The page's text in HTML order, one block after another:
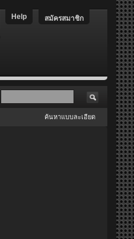
สมัครสมาชิก
Help
ค้นหาแบบละเอียด